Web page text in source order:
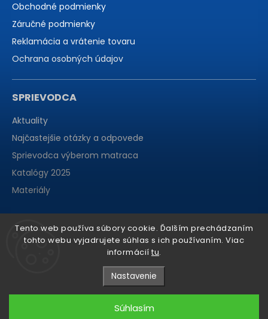
Tento web používa súbory cookie. Ďalším prechádzaním
tohto webu vyjadrujete súhlas s ich používaním. Viac
informácií tu.
Nastavenie
Súhlasím
Obchodné podmienky
Záručné podmienky
Reklamácia a vrátenie tovaru
Ochrana osobných údajov
SPRIEVODCA
Aktuality
Najčastejšie otázky a odpovede
Sprievodca výberom matraca
Katalógy 2025
Materiály